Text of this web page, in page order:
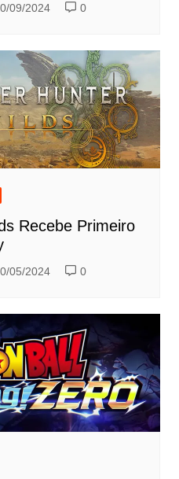
09/2024 0
Recebe Primeiro
05/2024 0